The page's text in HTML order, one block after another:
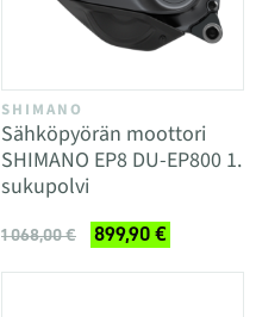
SHIMANO
Sähköpyörän moottori
SHIMANO EP8 DU-EP800 1.
sukupolvi
1 068,00 € 899,90 €